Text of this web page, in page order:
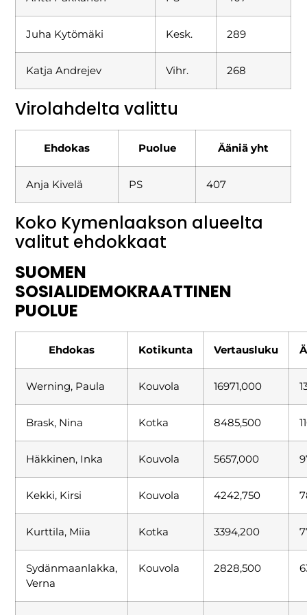
Juha Kytömäki Kesk. 289
Katja Andrejev Vihr. 268
Virolahdelta valittu
Ehdokas Puolue Ääniä yht
Anja Kivelä PS 407
Koko Kymenlaakson alueelta
valitut ehdokkaat
SUOMEN
SOSIALIDEMOKRAATTINEN
PUOLUE
Ehdokas Kotikunta Vertausluku
Werning, Paula Kouvola 16971,000
Brask, Nina Kotka 8485,500
Häkkinen, Inka Kouvola 5657,000
Kekki, Kirsi Kouvola 4242,750
Kurttila, Miia Kotka 3394,200
Sydänmaanlakka,
Verna
Kouvola 2828,500